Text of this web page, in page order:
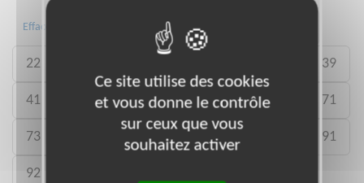
Effacer 13
22 39
41 49 50 54 59 71
73 78 91
92
Ce site utilise des cookies
et vous donne le contrôle
sur ceux que vous
souhaitez activer